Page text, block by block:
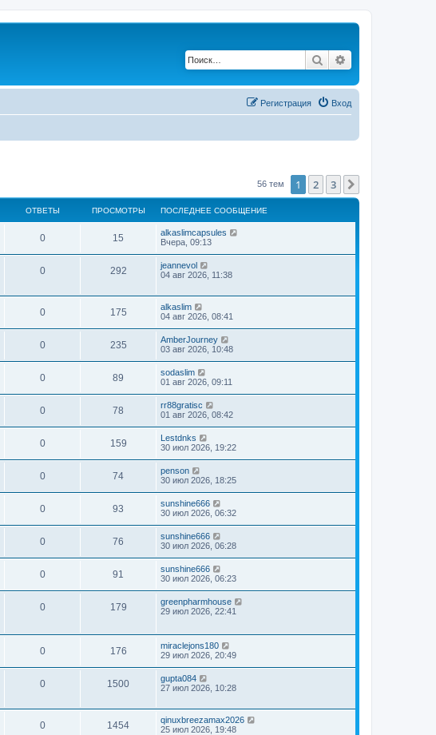
Поиск
Вход
Регистрация
56 тем 1 2 3
ОТВЕТЫ ПРОСМОТРЫ ПОСЛЕДНЕЕ СООБЩЕНИЕ
0 15
alkaslimcapsules
Вчера, 09:13
0 292
jeannevol
04 авг 2026, 11:38
0 175
alkaslim
04 авг 2026, 08:41
0 235
AmberJourney
03 авг 2026, 10:48
0 89
sodaslim
01 авг 2026, 09:11
0 78
rr88gratisc
01 авг 2026, 08:42
0 159
Lestdnks
30 июл 2026, 19:22
0 74
penson
30 июл 2026, 18:25
0 93
sunshine666
30 июл 2026, 06:32
0 76
sunshine666
30 июл 2026, 06:28
0 91
sunshine666
30 июл 2026, 06:23
0 179
greenpharmhouse
29 июл 2026, 22:41
0 176
miraclejons180
29 июл 2026, 20:49
0 1500
gupta084
27 июл 2026, 10:28
0 1454
qinuxbreezamax2026
25 июл 2026, 19:48